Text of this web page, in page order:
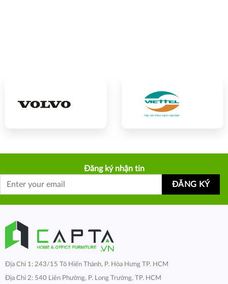
Đăng ký nhận tin
Địa Chỉ 1: 243/15 Tô Hiến Thành, P. Hòa Hưng TP. HCM
Địa Chỉ 2: 540 Liên Phường, P. Long Trường, TP. HCM